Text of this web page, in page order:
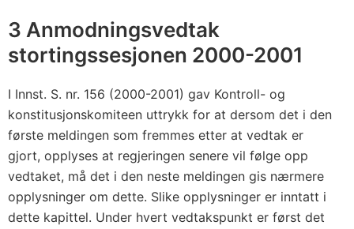
3 Anmodningsvedtak
stortingssesjonen 2000-2001
I Innst. S. nr. 156 (2000-2001) gav Kontroll- og
konstitusjonskomiteen uttrykk for at dersom det i den
første meldingen som fremmes etter at vedtak er
gjort, opplyses at regjeringen senere vil følge opp
vedtaket, må det i den neste meldingen gis nærmere
opplysninger om dette. Slike opplysninger er inntatt i
dette kapittel. Under hvert vedtakspunkt er først det